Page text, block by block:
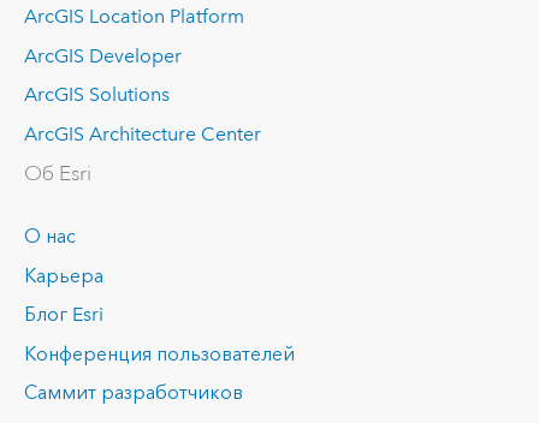
ArcGIS Location Platform
ArcGIS Developer
ArcGIS Solutions
ArcGIS Architecture Center
Об Esri
О нас
Карьера
Блог Esri
Конференция пользователей
Саммит разработчиков